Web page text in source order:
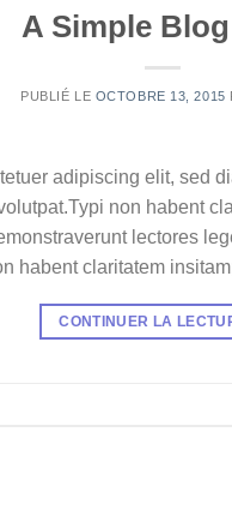
A Simple
PUBLIÉ LE OCTOBRE 13, 2015
adipiscing elit, sed
non habent
lectores
habent claritatem
CONTINUER LA